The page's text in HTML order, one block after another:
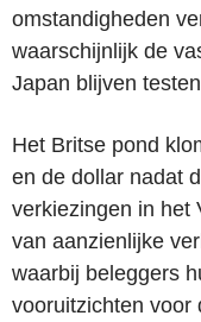
omstandigheden
waarschijnlijk de
Japan blijven
Het Britse pond
en de dollar nadat
verkiezingen in het
van aanzienlijke
waarbij beleggers
vooruitzichten voor